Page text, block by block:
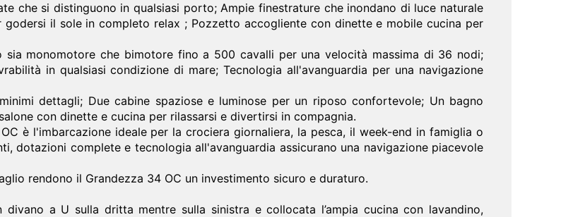
che si distinguono in qualsiasi porto; Ampie finestrature che inondano di luce naturale
il sole in completo relax ; Pozzetto accogliente con dinette e mobile cucina per
monomotore che bimotore fino a 500 cavalli per una velocità massima di 36 nodi;
in qualsiasi condizione di mare; Tecnologia all'avanguardia per una navigazione
dettagli; Due cabine spaziose e luminose per un riposo confortevole; Un bagno
con dinette e cucina per rilassarsi e divertirsi in compagnia.
è l'imbarcazione ideale per la crociera giornaliera, la pesca, il week-end in famiglia o
dotazioni complete e tecnologia all'avanguardia assicurano una navigazione piacevole
rendono il Grandezza 34 OC un investimento sicuro e duraturo.
a U sulla dritta mentre sulla sinistra e collocata l’ampia cucina con lavandino,